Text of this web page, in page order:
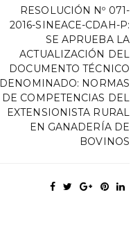
RESOLUCIÓN Nº 071-
2016-SINEACE-CDAH-P:
SE APRUEBA LA
ACTUALIZACIÓN DEL
DOCUMENTO TÉCNICO
DENOMINADO: NORMAS
DE COMPETENCIAS DEL
EXTENSIONISTA RURAL
EN GANADERÍA DE
BOVINOS